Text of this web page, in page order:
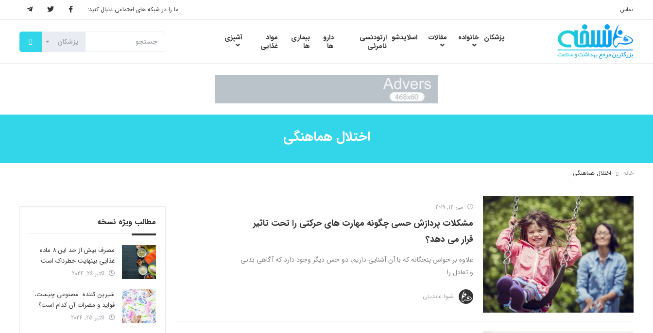
تماس ما را در شبکه های اجتماعی دنبال کنید:
پزشکان خانواده مقالات اسلایدشو ارتودنسی
نامرئی
دارو
ها
بیماری
ها
مواد
غذایی
آشپزی
اختلال هماهنگی
خانه اختلال هماهنگی
می 12, 2019
مشکلات پردازش حسی چگونه مهارت های حرکتی را تحت تاثیر
قرار می دهد؟
علاوه بر حواس پنجگانه که با آن آشنایی داریم، دو حس دیگر وجود دارد که آگاهی بدنی
و تعادل را ...
شیوا عابدینی
مطالب ویژه نسخه
مصرف بیش از حد این 8 ماده
غذایی بینهایت خطرناک است
اکتبر 26, 2024
شیرین کننده مصنوعی چیست،
فواید و مضرات آن کدام است؟
اکتبر 25, 2024